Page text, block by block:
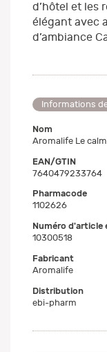
d’hôtel et les
élégant avec
d’ambiance
Informations
Nom
Aromalife Le
EAN/GTIN
7640479233764
Pharmacode
1102626
Numéro d'article
10300518
Fabricant
Aromalife
Distribution
ebi-pharm